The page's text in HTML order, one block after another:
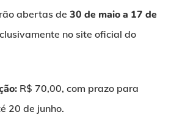
abertas de 30 de maio a 17 de
no site oficial do
R$ 70,00, com prazo para
20 de junho.